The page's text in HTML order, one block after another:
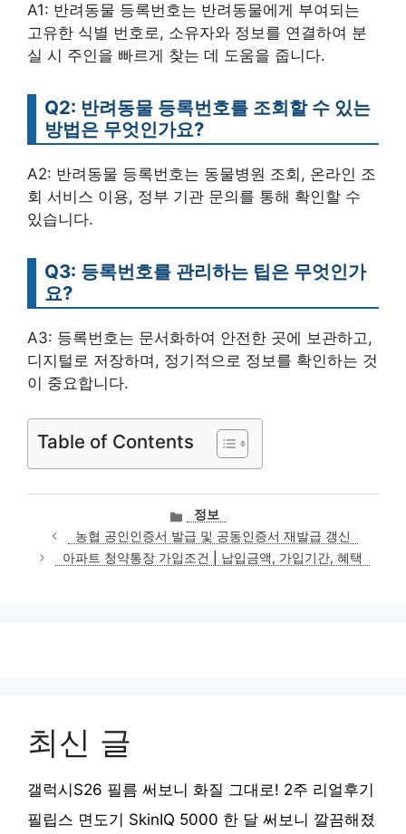
A1: 반려동물 등록번호는 반려동물에게 부여되는
고유한 식별 번호로, 소유자와 정보를 연결하여 분
실 시 주인을 빠르게 찾는 데 도움을 줍니다.
Q2: 반려동물 등록번호를 조회할 수 있는
방법은 무엇인가요?
A2: 반려동물 등록번호는 동물병원 조회, 온라인 조
회 서비스 이용, 정부 기관 문의를 통해 확인할 수
있습니다.
Q3: 등록번호를 관리하는 팁은 무엇인가
요?
A3: 등록번호는 문서화하여 안전한 곳에 보관하고,
디지털로 저장하며, 정기적으로 정보를 확인하는 것
이 중요합니다.
Table of Contents
카
테
고
리
정보
농협 공인인증서 발급 및 공동인증서 재발급 갱신
아파트 청약통장 가입조건 | 납입금액, 가입기간, 혜택
최신 글
갤럭시S26 필름 써보니 화질 그대로! 2주 리얼후기
필립스 면도기 SkinIQ 5000 한 달 써보니 깔끔해졌